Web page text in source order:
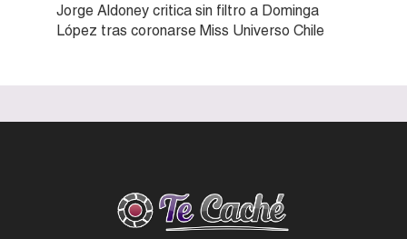
Jorge Aldoney critica sin filtro a Dominga
López tras coronarse Miss Universo Chile